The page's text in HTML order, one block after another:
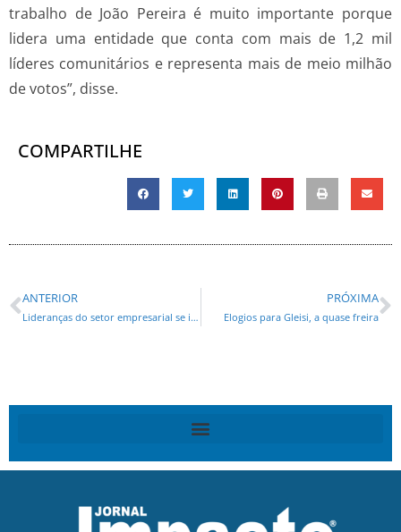
trabalho de João Pereira é muito importante porque
lidera uma entidade que conta com mais de 1,2 mil
líderes comunitários e representa mais de meio milhão
de votos”, disse.
COMPARTILHE
ANTERIOR
Lideranças do setor empresarial se integram ao grupo de Ratinho Junior
PRÓXIMA
Elogios para Gleisi, a quase freira